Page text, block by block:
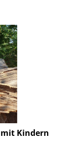
Kindern